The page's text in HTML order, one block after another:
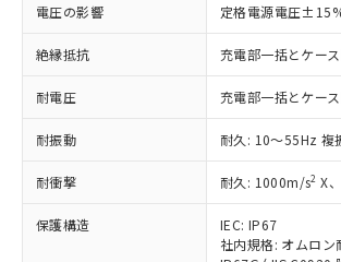
電圧の影響 定格電源電圧
絶縁抵抗 充電部一括とケー
耐電圧 充電部一括とケー
耐振動 耐久: 10～55Hz 複
耐衝撃 耐久: 1000m/s2 X
保護構造
IEC: IP67
社内規格: オムロ
本サービスの対象外となる商
ことをご了承ください。
在庫状況および標準価格照会
記載している更新日時点での
タに基づき作成されるもので
覧された時点での実際の在庫
準価格とは異なる場合がある
了承ください。
正式な納期状況および標準価
様のお取引先、またはお客様
ムロン制御機器販売店・当社
いたものが、含有品と判明した場
むを得ず変更することがあります。
*EU RoHS指令（10物質）：
鉛(Pb) 1000ppm以下、 水銀(Hg) 1000ppm
ミウム(Cd) 100ppm以下、
六価クロム(Cr(Ⅵ)) 1000ppm以下、ポリ臭
類(PBB) 1000ppm以下、ポリ臭化ジフェニ
(PBDE) 1000ppm以下、フタル酸ビス(2-エチ
ル) (DEHP)(別名：DOP) 1000ppm以下、フ
ルベンジル（BBP） 1000ppm以下、フタル
（DBP） 1000ppm以下、フタル酸ジイソブ
但し、RoHS指令で産業用監視および制御機
基準値を超えていることを示しま
「－」：未確認です。当社販売部門
い合わせください。
Cr(Ⅵ)(六価クロム) : 1000ppm、 PBBs(ポリ
ニル類) : 1000ppm、 PBDEs(ポリ臭化ジフ
DBP(フタル酸ジブチル) : 1000ppm、 DIBP(
イソブチル) : 1000ppm、 BBP(フタル酸ブチ
当社は、これら貴社製品のう
為替および外国貿易法に定め
（以下｢規制貨物等」という
または国外への提供する場合
国政府の輸出許可(または役
可)を取得するなどの必要な
当社は規制貨物を破棄する場
全に破砕するなど、違法に輸
いよう必要な手段を講じます
当社は貴社製品を、核兵器、
一定数以上の在庫あり
一定数には満たないが在